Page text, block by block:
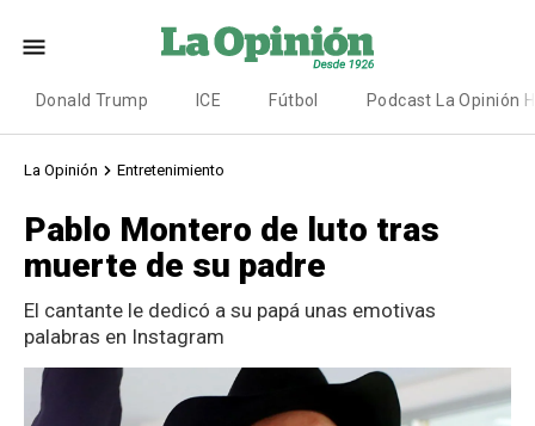
Donald Trump ICE Fútbol Podcast La Opinión
La Opinión Entretenimiento
Pablo Montero de luto tras
muerte de su padre
El cantante le dedicó a su papá unas emotivas
palabras en Instagram